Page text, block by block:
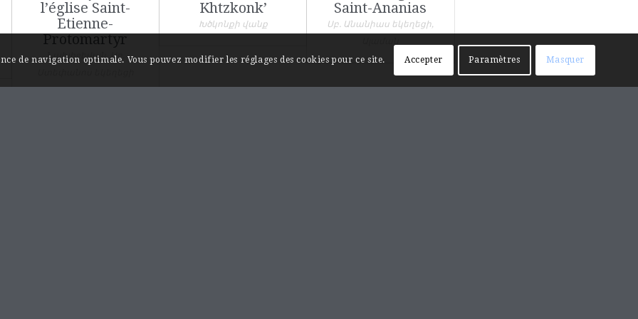
l’église Saint-
Etienne-
Protomartyr
Նախիջեվան, Սբ.
Khtzkonk’
Խծկոնքի վանք
Saint-Ananias
Սբ. Անանիաս եկեղեցի,
de navigation optimale. Vous pouvez modifier les réglages des cookies pour ce site. Accepter Paramètres Masquer